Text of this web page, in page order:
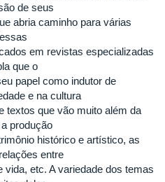
de seus
abria caminho para várias
em revistas especializadas
que o
papel como indutor de
e na cultura
textos que vão muito além da
produção
histórico e artístico, as
entre
etc. A variedade dos temas